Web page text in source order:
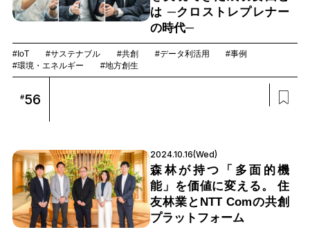
は ─クロストレプレナー
の時代─
#IoT #サステナブル #共創 #データ利活用
#事例
#環境・エネルギー
#地方創生
#56
2024.10.16(Wed)
森林が持つ「多面的機
能」を価値に変える。 住
友林業とNTT Comの共創
プラットフォーム